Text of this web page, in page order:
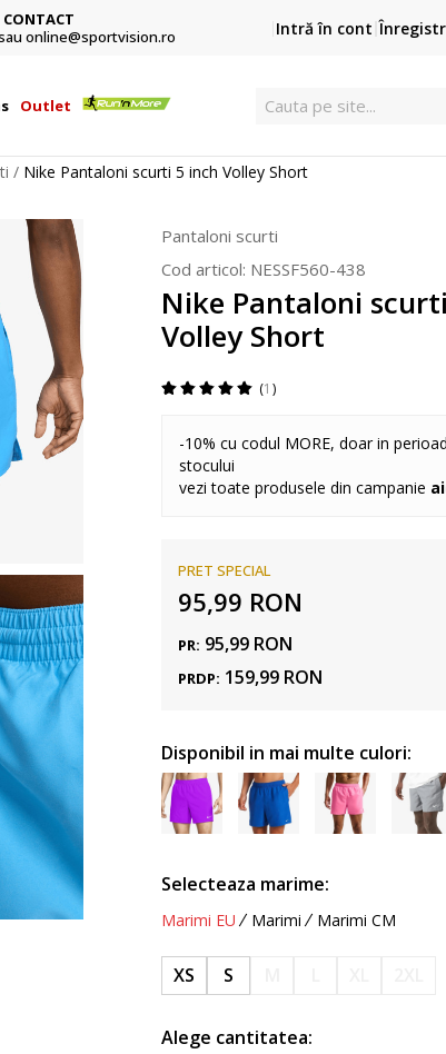
CONTACT
online@sportvision.ro
Cumpără
3 rate fără dobândă
Intră în cont
Outlet Cauta
Nike Pantaloni scurti 5 inch Volley Short
Pantaloni scurti
Cod articol: NESSF560-438
Nike Pantaloni
Volley Short
1
-10% cu codul MORE, doar in
stocului
vezi toate produsele din campanie
PRET SPECIAL
95,99 RON
PR: 95,99 RON
PRDP: 159,99 RON
Disponibil in mai multe culori:
Selecteaza marime:
Marimi EU Marimi Marimi CM
XS S
Alege cantitatea: